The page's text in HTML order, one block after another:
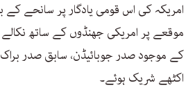
امریکہ کی اس قومی یادگار پر سانحے
موقعے پر امریکی جھنڈوں کے ساتھ
کے موجود صدر جوبائیڈن، سابق صدر براک
اکٹھے شریک ہوئے۔